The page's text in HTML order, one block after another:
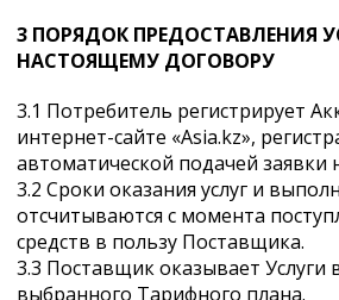
3 ПОРЯДОК ПРЕДОСТАВЛЕНИЯ
НАСТОЯЩЕМУ ДОГОВОРУ
3.1 Потребитель регистрирует
интернет-сайте «Asia.kz»,
автоматической подачей заявки
3.2 Сроки оказания услуг и
отсчитываются с момента
средств в пользу Поставщика.
3.3 Поставщик оказывает Услуги
выбранного Тарифного плана.